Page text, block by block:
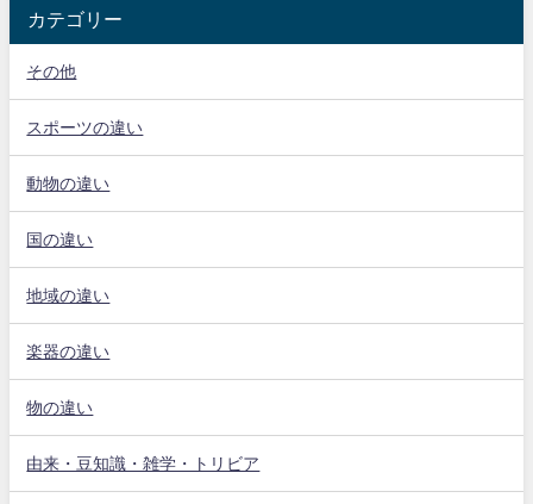
カテゴリー
その他
スポーツの違い
動物の違い
国の違い
地域の違い
楽器の違い
物の違い
由来・豆知識・雑学・トリビア